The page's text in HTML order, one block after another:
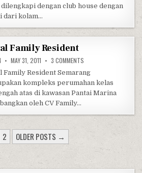
dilengkapi dengan club house dengan
dari kolam…
Family Resident
MAY 31, 2011 3 COMMENTS
Family Resident Semarang
kompleks perumahan kelas
atas di kawasan Pantai Marina
oleh CV Family…
2 OLDER POSTS →